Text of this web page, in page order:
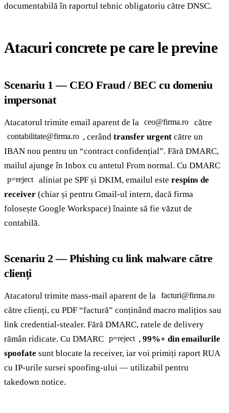
documentabilă în raportul tehnic obligatoriu către DNSC.
Atacuri concrete pe care le previne
Scenariu 1 — CEO Fraud / BEC cu domeniu
impersonat
Atacatorul trimite email aparent de la ceo@firma.ro către
contabilitate@firma.ro , cerând transfer urgentcătre un
IBAN nou pentru un “contract confidențial”. Fără DMARC,
mailul ajunge în Inbox cu antetul From normal. Cu DMARC
p=reject aliniat pe SPF și DKIM, emailul este respins de
receiver (chiar și pentru Gmail-ul intern, dacă firma
folosește Google Workspace) înainte să fie văzut de
contabilă.
Scenariu 2 — Phishing cu link malware către
clienți
Atacatorul trimite mass-mail aparent de la facturi@firma.ro
către clienți, cu PDF “factură” conținând macro malițios sau
link credential-stealer. Fără DMARC, ratele de delivery
rămân ridicate. Cu DMARC
p=reject , 99%+ din emailurile
spoofate sunt blocate la receiver, iar voi primiți raport RUA
cu IP-urile sursei spoofing-ului — utilizabil pentru
takedown notice.